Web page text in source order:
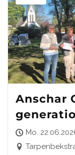
Anschar
Mo.